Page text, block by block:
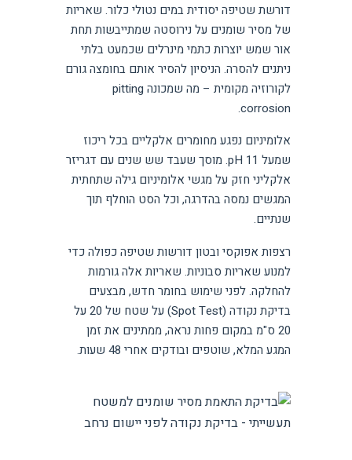
דורשת שטיפה יסודית במים נטולי כלור. שאריות
של מסיר שומנים על נירוסטה שמתייבשות תחת
אור שמש יוצרות כתמי מינרלים שכמעט בלתי
ניתנים להסרה. הניסיון להסיר אותם בחומצה גורם
לקורוזיה מקומית – מה שמכונה pitting
corrosion.
אלומיניום נפגע מחומרים אלקליים בכל ריכוז
שמעל pH 11. מוסך שעבד שש שנים עם דגריזר
אלקליני חזק על מגשי אלומיניום גילה שתחתית
המגשים נמסה בהדרגה, וכל הסט הוחלף תוך
שנתיים.
רצפות אפוקסי ובטון דורשות שטיפה כפולה כדי
למנוע שאריות סבוניות. שאריות אלה גורמות
להחלקה. לפני שימוש בחומר חדש, מבצעים
בדיקת נקודה (Spot Test) על שטח של 20 על
20 ס"מ במקום פחות נראה, ממתינים את זמן
המגע המלא, שוטפים ובודקים אחרי 48 שעות.